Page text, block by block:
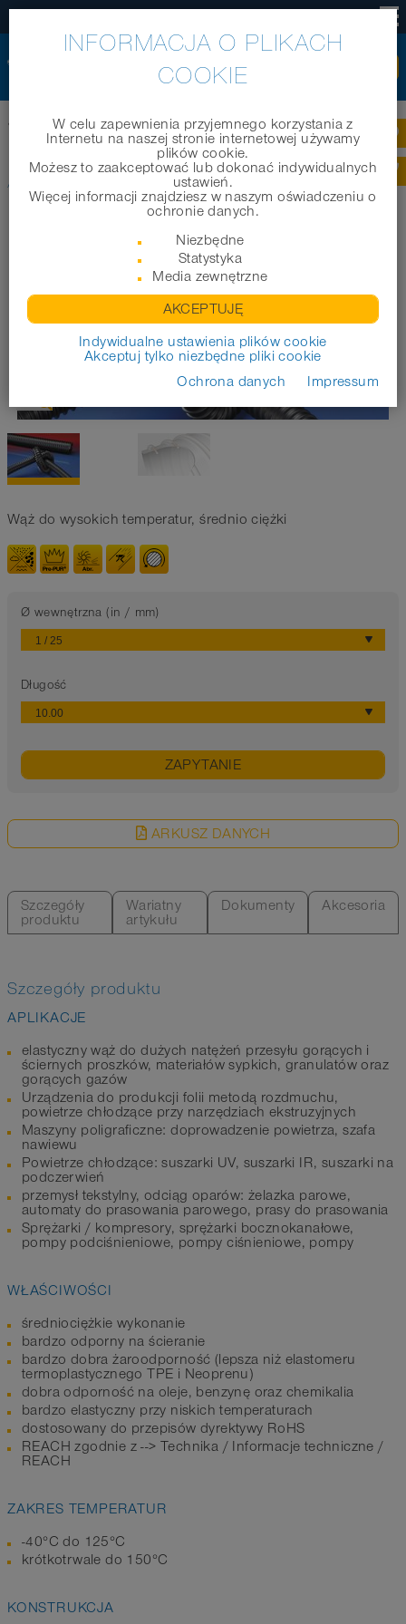
Home | Produkty | Węże techniczne | AIRDUC®PUR 351 HT (MD)
AIRDUC ®PUR 351 HT (MD)
Wąż do wysokich temperatur, średnio ciężki
Ø wewnętrzna (in / mm)
Długość
ZAPYTANIE
ARKUSZ DANYCH
Szczegóły
produktu
Wariatny
artykułu
Dokumenty Akcesoria
Szczegóły produktu
APLIKACJE
elastyczny wąż do dużych natężeń przesyłu gorących i
ściernych proszków, materiałów sypkich, granulatów oraz
gorących gazów
Urządzenia do produkcji folii metodą rozdmuchu,
powietrze chłodzące przy narzędziach ekstruzyjnych
Maszyny poligraficzne: doprowadzenie powietrza, szafa
nawiewu
Powietrze chłodzące: suszarki UV, suszarki IR, suszarki na
podczerwień
przemysł tekstylny, odciąg oparów: żelazka parowe,
automaty do prasowania parowego, prasy do prasowania
Sprężarki / kompresory, sprężarki bocznokanałowe,
pompy podciśnieniowe, pompy ciśnieniowe, pompy
WŁAŚCIWOŚCI
średniociężkie wykonanie
bardzo odporny na ścieranie
bardzo dobra żaroodporność (lepsza niż elastomeru
termoplastycznego TPE i Neoprenu)
dobra odporność na oleje, benzynę oraz chemikalia
bardzo elastyczny przy niskich temperaturach
dostosowany do przepisów dyrektywy RoHS
REACH zgodnie z --> Technika / Informacje techniczne /
REACH
ZAKRES TEMPERATUR
-40°C do 125°C
krótkotrwale do 150°C
KONSTRUKCJA
INFORMACJA O PLIKACH
COOKIE
W celu zapewnienia przyjemnego korzystania z
Internetu na naszej stronie internetowej używamy
plików cookie.
Możesz to zaakceptować lub dokonać indywidualnych
ustawień.
Więcej informacji znajdziesz w naszym oświadczeniu o
ochronie danych.
Niezbędne
Statystyka
Media zewnętrzne
AKCEPTUJĘ
Indywidualne ustawienia plików cookie
Akceptuj tylko niezbędne pliki cookie
Ochrona danych
Impressum